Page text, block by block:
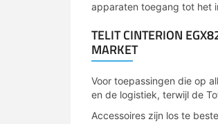
apparaten toegang tot het
TELIT CINTERION
MARKET
Voor toepassingen die op
en de logistiek, terwijl de
Accessoires zijn los te